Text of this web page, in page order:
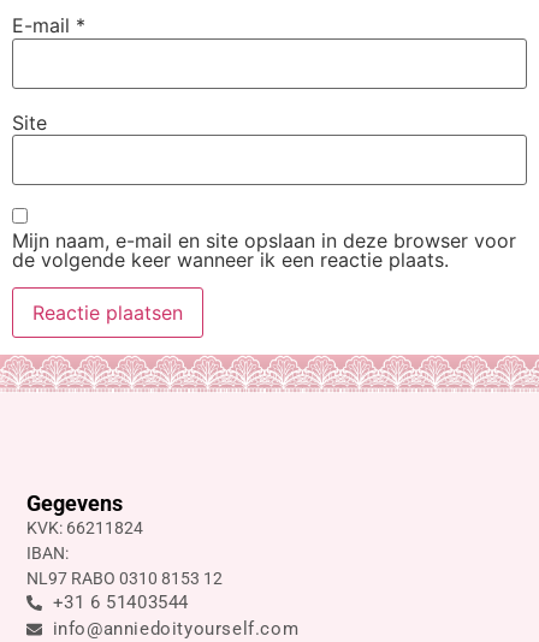
E-mail *
Site
Mijn naam, e-mail en site opslaan in deze browser voor
de volgende keer wanneer ik een reactie plaats.
Gegevens
KVK: 66211824
IBAN:
NL97 RABO 0310 8153 12
+31 6 51403544
info@anniedoityourself.com